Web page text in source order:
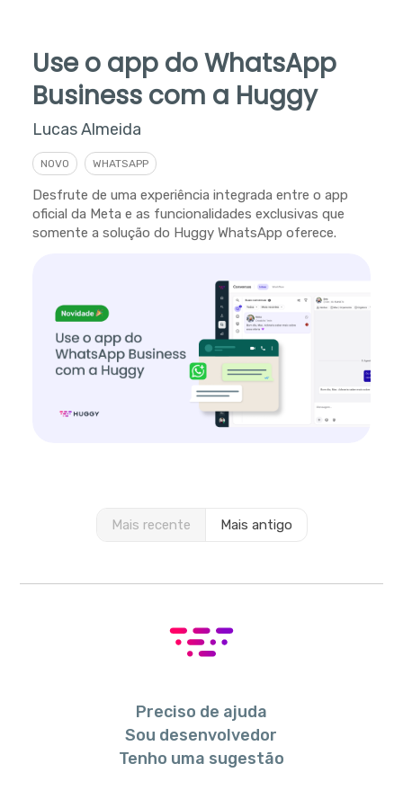
Use o app do WhatsApp
Business com a Huggy
Lucas Almeida
NOVO WHATSAPP
Desfrute de uma experiência integrada entre o app
oficial da Meta e as funcionalidades exclusivas que
somente a solução do Huggy WhatsApp oferece.
Mais recente Mais antigo
Preciso de ajuda
Sou desenvolvedor
Tenho uma sugestão